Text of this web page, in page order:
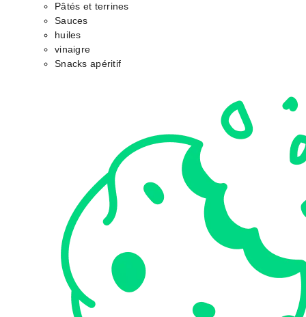
Pâtés et terrines
Sauces
huiles
vinaigre
Snacks apéritif